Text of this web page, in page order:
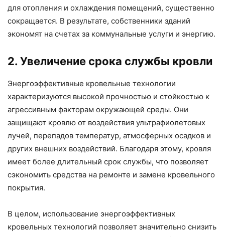
для отопления и охлаждения помещений, существенно
сокращается. В результате, собственники зданий
экономят на счетах за коммунальные услуги и энергию.
2. Увеличение срока службы кровли
Энергоэффективные кровельные технологии
характеризуются высокой прочностью и стойкостью к
агрессивным факторам окружающей среды. Они
защищают кровлю от воздействия ультрафиолетовых
лучей, перепадов температур, атмосферных осадков и
других внешних воздействий. Благодаря этому, кровля
имеет более длительный срок службы, что позволяет
сэкономить средства на ремонте и замене кровельного
покрытия.
В целом, использование энергоэффективных
кровельных технологий позволяет значительно снизить